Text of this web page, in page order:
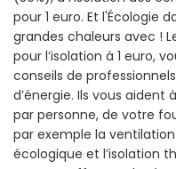
pour 1 euro. Et l'Écologie
grandes chaleurs avec !
pour l’isolation à 1 euro,
conseils de
d’énergie. Ils vous
par personne, de votre
par exemple la
écologique et l’isolation